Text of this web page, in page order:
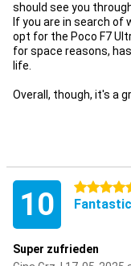
should see you
If you are in search of
opt for the Poco F7
for space reasons,
life.
Overall, though, it's a
10 5 stars
Fantastic
Super zufrieden